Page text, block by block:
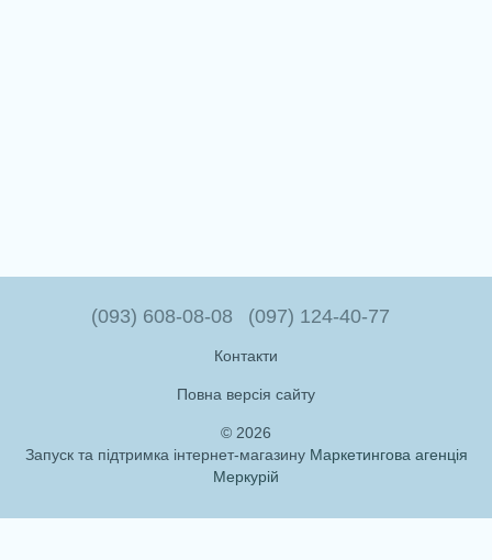
(093) 608-08-08 (097) 124-40-77
Контакти
Повна версія сайту
© 2026
Запуск та підтримка інтернет-магазину Маркетингова агенція
Меркурій